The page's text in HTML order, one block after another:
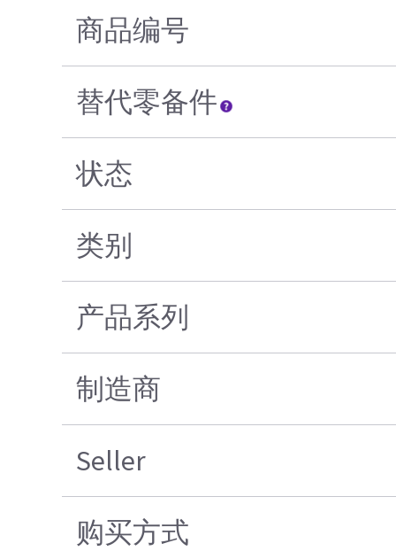
商品编号
替代零备件
状态
类别
产品系列
制造商
Seller
购买方式